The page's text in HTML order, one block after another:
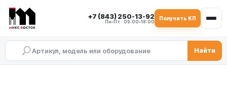
+7 (843) 250-13-92
Пн–Пт · 09:00–18:00
Получить КП
Найти